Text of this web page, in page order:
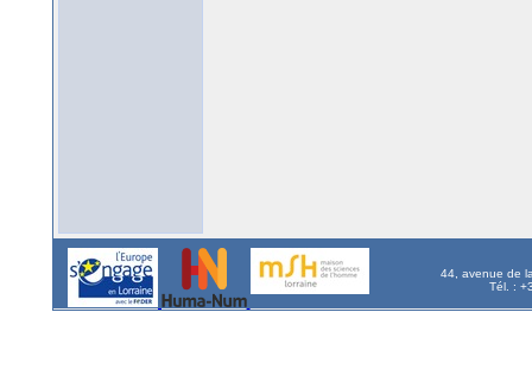
44, avenue de
Tél. :